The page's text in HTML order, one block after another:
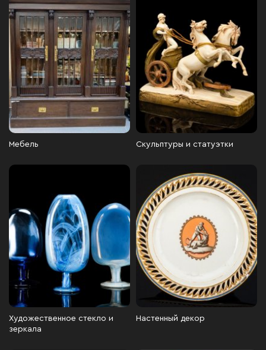
Мебель Скульптуры и статуэтки
Художественное стекло и
зеркала
Настенный декор